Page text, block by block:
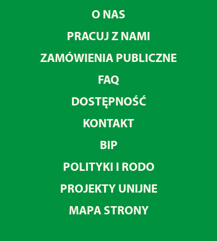
O NAS
PRACUJ Z NAMI
ZAMÓWIENIA PUBLICZNE
FAQ
DOSTĘPNOŚĆ
KONTAKT
BIP
POLITYKI I RODO
PROJEKTY UNIJNE
MAPA STRONY